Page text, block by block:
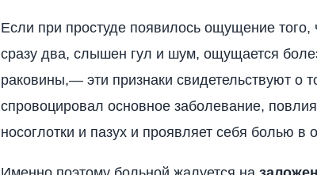
Если при простуде появилось ощущение того,
сразу два, слышен гул и шум, ощущается
раковины,— эти признаки свидетельствуют о
спровоцировал основное заболевание,
носоглотки и пазух и проявляет себя болью в